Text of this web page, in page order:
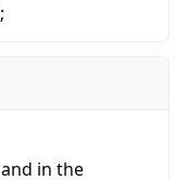
in the